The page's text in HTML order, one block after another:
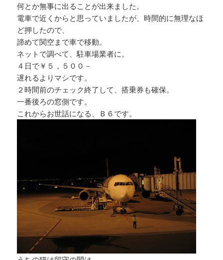
何とか無事に出ることが出来ました。
電車で近くからと思っていましたが、時間的に無理なほ
ど押したので、
諦めて関空まで車で移動。
ネットで調べて、駐車場業者に。
４日で￥５，５００－
遅れるよりマシです。
２時間前のチェック終了して、搭乗券も確保。
一番後ろの窓側です。
これからお世話になる、Ｂ６です。